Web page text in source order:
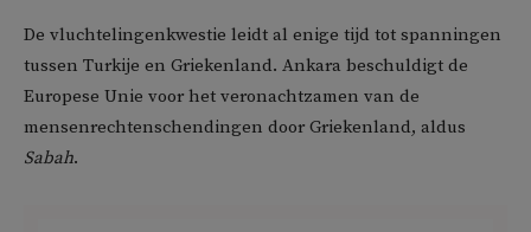
De vluchtelingenkwestie leidt al enige tijd tot spanningen
tussen Turkije en Griekenland. Ankara beschuldigt de
Europese Unie voor het veronachtzamen van de
mensenrechtenschendingen door Griekenland, aldus
Sabah.